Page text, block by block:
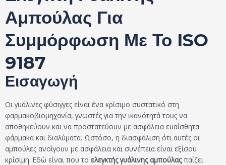
Αμπούλας Για
Συμμόρφωση Με Το ISO
9187
Εισαγωγή
Οι γυάλινες φύσιγγες είναι ένα κρίσιμο συστατικό στη
φαρμακοβιομηχανία, γνωστές για την ικανότητά τους να
αποθηκεύουν και να προστατεύουν με ασφάλεια ευαίσθητα
φάρμακα και διαλύματα. Ωστόσο, η διασφάλιση ότι αυτές οι
αμπούλες ανοίγουν με ασφάλεια και συνέπεια είναι εξίσου
κρίσιμη. Εδώ είναι που το ελεγκτής γυάλινης αμπούλαςπαίζει